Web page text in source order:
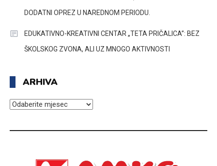
DODATNI OPREZ U NAREDNOM PERIODU.
EDUKATIVNO-KREATIVNI CENTAR „TETA PRIČALICA”: BEZ
ŠKOLSKOG ZVONA, ALI UZ MNOGO AKTIVNOSTI
ARHIVA
ARHIVA